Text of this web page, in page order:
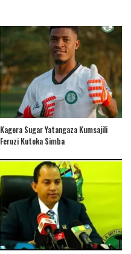
Kagera Sugar Yatangaza Kumsajili
Feruzi Kutoka Simba